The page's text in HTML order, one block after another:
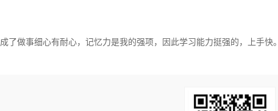
做事细心有耐心，记忆力是我的强项，因此学习能力挺强的，上手快。